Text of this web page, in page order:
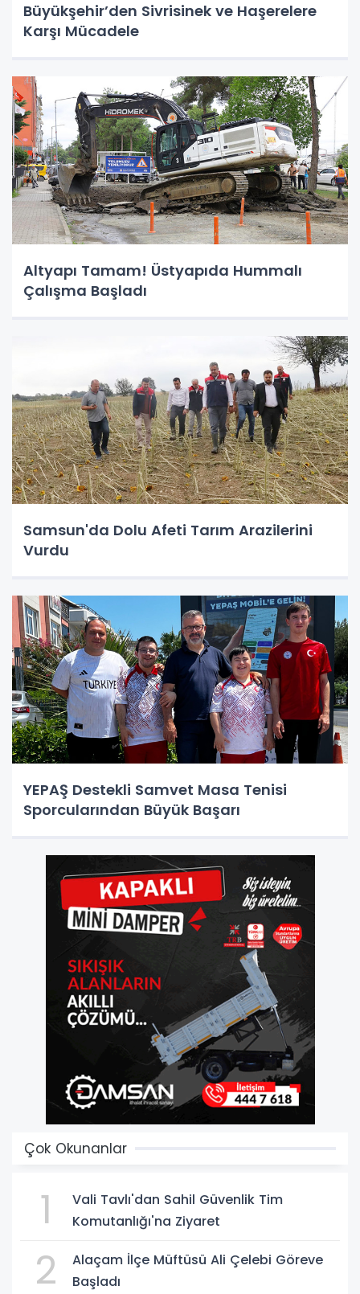
Büyükşehir’den Sivrisinek ve Haşerelere
Karşı Mücadele
Altyapı Tamam! Üstyapıda Hummalı
Çalışma Başladı
Samsun'da Dolu Afeti Tarım Arazilerini
Vurdu
YEPAŞ Destekli Samvet Masa Tenisi
Sporcularından Büyük Başarı
Çok Okunanlar
1
Vali Tavlı'dan Sahil Güvenlik Tim
Komutanlığı'na Ziyaret
2
Alaçam İlçe Müftüsü Ali Çelebi Göreve
Başladı